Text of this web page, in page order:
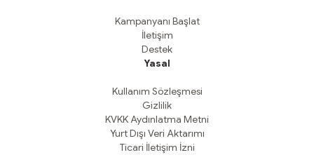
Kampanyanı Başlat
İletişim
Destek
Yasal
Kullanım Sözleşmesi
Gizlilik
KVKK Aydınlatma Metni
Yurt Dışı Veri Aktarımı
Ticari İletişim İzni